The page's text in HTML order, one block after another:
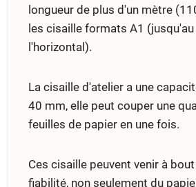
longueur de plus d'un mètre
les cisaille formats A1 (jusqu'au
l'horizontal).
La cisaille d'atelier a une
40 mm, elle peut couper une
feuilles de papier en une fois.
Ces cisaille peuvent venir à
fiabilité, non seulement du